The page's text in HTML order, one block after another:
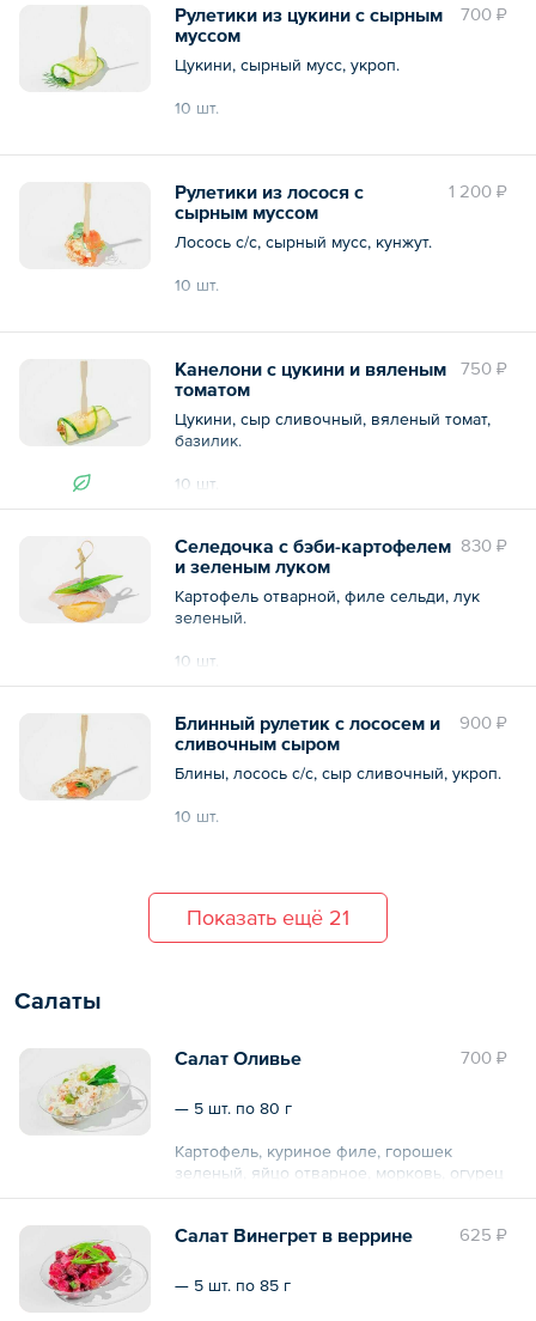
700 ₽
Рулетики из цукини с сырным
муссом
Цукини, сырный мусс, укроп.
10 шт.
Общий вес – 200 г
1 200 ₽
Рулетики из лосося с
сырным муссом
Лосось с/с, сырный мусс, кунжут.
10 шт.
Общий вес – 200 г
750 ₽
Канелони с цукини и вяленым
томатом
Цукини, сыр сливочный, вяленый томат,
базилик.
10 шт.
830 ₽
Селедочка с бэби-картофелем
и зеленым луком
Картофель отварной, филе сельди, лук
зеленый.
10 шт.
900 ₽
Блинный рулетик с лососем и
сливочным сыром
Блины, лосось с/с, сыр сливочный, укроп.
10 шт.
Показать ещё 21
Cалаты
700 ₽
Салат Оливье
— 5 шт. по 80 г
Картофель, куриное филе, горошек
зеленый, яйцо отварное, морковь, огурец
соленый, огурец свежий, майонез.
Общий вес – 400 г 625 ₽
Салат Винегрет в веррине
— 5 шт. по 85 г